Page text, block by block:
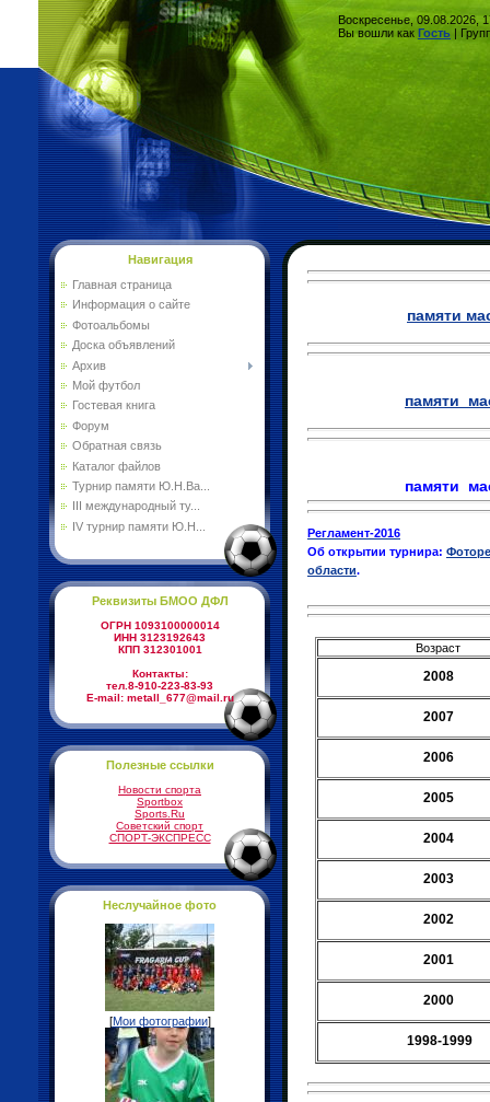
Воскресенье, 09.08.2026,
Вы вошли как Гость |
Навигация
Главная страница
Информация о сайте
Фотоальбомы
Доска объявлений
Архив
Мой футбол
Гостевая книга
Форум
Обратная связь
Каталог файлов
Турнир памяти Ю.Н.Ва...
III международный ту...
IV турнир памяти Ю.Н...
Реквизиты БМОО ДФЛ
ОГРН 1093100000014
ИНН 3123192643
КПП 312301001
Контакты:
тел.8-910-223-83-93
E-mail: metall_677@mail.ru
Полезные ссылки
Новости спорта
Sportbox
Sports.Ru
Советский спорт
СПОРТ-ЭКСПРЕСС
Неслучайное фото
[Мои фотографии]
памяти
памяти
памяти
Регламент-2016
Об открытии турнира:
области.
Возраст
2008
2007
2006
2005
2004
2003
2002
2001
2000
1998-1999